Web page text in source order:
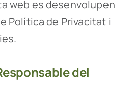
web es desenvolupen
Política de Privacitat i
del